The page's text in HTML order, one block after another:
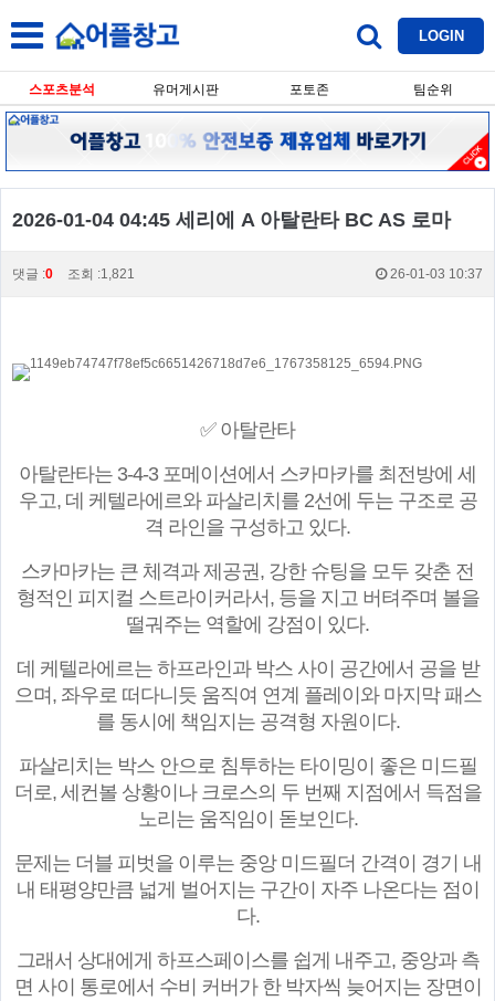
LOGIN
스포츠분석 유머게시판 포토존 팀순위
2026-01-04 04:45 세리에 A 아탈란타 BC AS 로마
댓글 :0 조회 :1,821 26-01-03 10:37
✅ 아탈란타
아탈란타는 3-4-3 포메이션에서 스카마카를 최전방에 세
우고, 데 케텔라에르와 파살리치를 2선에 두는 구조로 공
격 라인을 구성하고 있다.
스카마카는 큰 체격과 제공권, 강한 슈팅을 모두 갖춘 전
형적인 피지컬 스트라이커라서, 등을 지고 버텨주며 볼을
떨궈주는 역할에 강점이 있다.
데 케텔라에르는 하프라인과 박스 사이 공간에서 공을 받
으며, 좌우로 떠다니듯 움직여 연계 플레이와 마지막 패스
를 동시에 책임지는 공격형 자원이다.
파살리치는 박스 안으로 침투하는 타이밍이 좋은 미드필
더로, 세컨볼 상황이나 크로스의 두 번째 지점에서 득점을
노리는 움직임이 돋보인다.
문제는 더블 피벗을 이루는 중앙 미드필더 간격이 경기 내
내 태평양만큼 넓게 벌어지는 구간이 자주 나온다는 점이
다.
그래서 상대에게 하프스페이스를 쉽게 내주고, 중앙과 측
면 사이 통로에서 수비 커버가 한 박자씩 늦어지는 장면이